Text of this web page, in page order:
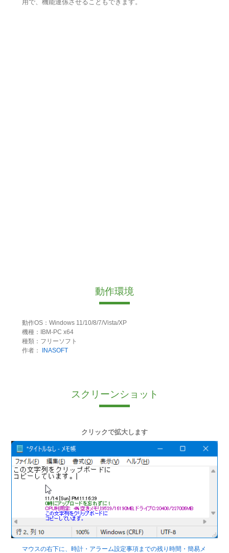
用で、機能連係させることもできます。
動作環境
動作OS：Windows 11/10/8/7/Vista/XP
機種：IBM-PC x64
種類：フリーソフト
作者：
INASOFT
スクリーンショット
クリックで拡大します
マウスの右下に、時計・アラーム設定事項までの残り時間・簡易メ